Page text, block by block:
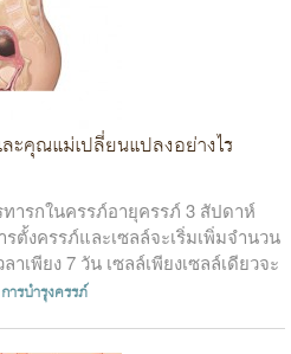
คุณแม่เปลี่ยนแปลงอย่างไร
ารกในครรภ์อายุครรภ์ 3 สัปดาห์
ตั้งครรภ์และเซลล์จะเริ่มเพิ่มจำนวน
เพียง 7 วัน เซลล์เพียงเซลล์เดียวจะ
การบำรุงครรภ์